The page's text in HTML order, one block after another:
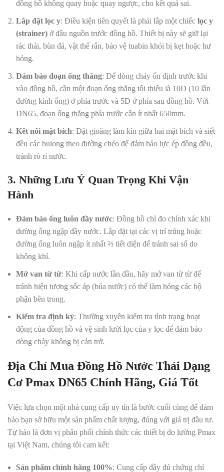
đồng hồ không quay hoặc quay ngược, cho kết quả sai.
Lắp đặt lọc y: Điều kiện tiên quyết là phải lắp một chiếc lọc y
(strainer) ở đầu nguồn trước đồng hồ. Thiết bị này sẽ giữ lại
rác thải, bùn đá, vật thể rắn, bảo vệ tuabin khỏi bị kẹt hoặc hư
hỏng.
Đảm bảo đoạn ống thẳng: Để dòng chảy ổn định trước khi
vào đồng hồ, cần một đoạn ống thẳng tối thiểu là 10D (10 lần
đường kính ống) ở phía trước và 5D ở phía sau đồng hồ. Với
DN65, đoạn ống thẳng phía trước cần ít nhất 650mm.
Kết nối mặt bích: Đặt gioăng làm kín giữa hai mặt bích và siết
đều các bulong theo đường chéo để đảm bảo lực ép đồng đều,
tránh rò rỉ nước.
3. Những Lưu Ý Quan Trọng Khi Vận
Hành
Đảm bảo ống luôn đầy nước: Đồng hồ chỉ đo chính xác khi
đường ống ngập đầy nước. Lắp đặt tại các vị trí trũng hoặc
đường ống luôn ngập ít nhất ⅔ tiết diện để tránh sai số do
không khí.
Mở van từ từ: Khi cấp nước lần đầu, hãy mở van từ từ để
tránh hiện tượng sốc áp (búa nước) có thể làm hỏng các bộ
phận bên trong.
Kiểm tra định kỳ: Thường xuyên kiểm tra tình trạng hoạt
động của đồng hồ và vệ sinh lưới lọc của y lọc để đảm bảo
dòng chảy không bị cản trở.
Địa Chỉ Mua Đồng Hồ Nước Thải Dạng
Cơ Pmax DN65 Chính Hãng, Giá Tốt
Việc lựa chọn một nhà cung cấp uy tín là bước cuối cùng để đảm
bảo bạn sở hữu một sản phẩm chất lượng, đúng với giá trị đầu tư.
Tự hào là đơn vị phân phối chính thức các thiết bị đo lường Pmax
tại Việt Nam, chúng tôi cam kết:
Sản phẩm chính hãng 100%: Cung cấp đầy đủ chứng chỉ